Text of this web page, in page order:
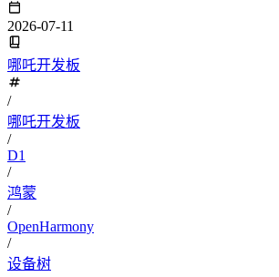
2026-07-11
哪吒开发板
/
哪吒开发板
/
D1
/
鸿蒙
/
OpenHarmony
/
设备树